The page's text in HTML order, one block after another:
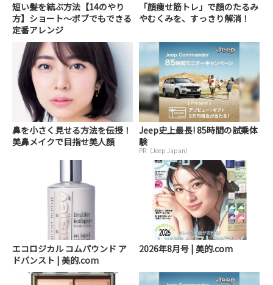
短い髪を結ぶ方法【14のやり
方】ショート～ボブでもできる
定番アレンジ
「顔痩せ筋トレ」で顔のたるみ
やむくみを、すっきり解消！
鼻を小さく見せる方法を伝授！
美鼻メイクで目指せ美人顔
Jeep史上最長! 85時間の試乗体
験
PR（Jeep Japan）
エコロジカル コムパウンド ア
ドバンスト | 美的.com
2026年8月号 | 美的.com